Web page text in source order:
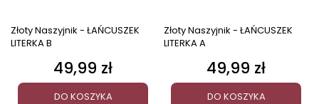
Złoty Naszyjnik - ŁAŃCUSZEK
LITERKA B
Cena
49,99 zł
DO KOSZYKA
Złoty Naszyjnik - ŁAŃCUSZEK
LITERKA A
Cena
49,99 zł
DO KOSZYKA